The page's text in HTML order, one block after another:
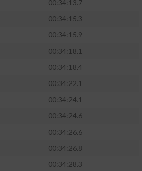
00:34:13.7
00:34:15.3
00:34:15.9
00:34:18.1
00:34:18.4
00:34:22.1
00:34:24.1
00:34:24.6
00:34:26.6
00:34:26.8
00:34:28.3